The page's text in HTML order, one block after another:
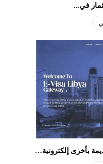
في...
بأخرى إلكترونية…